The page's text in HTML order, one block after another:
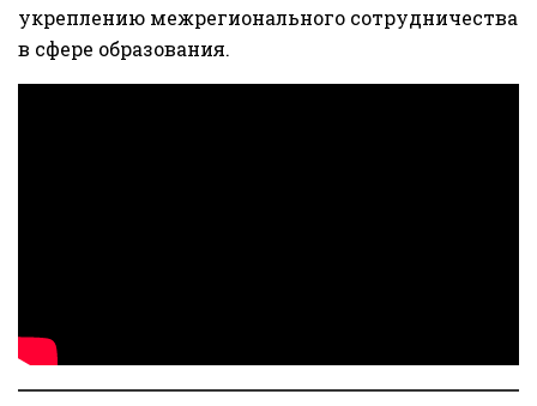
укреплению межрегионального сотрудничества
в сфере образования.